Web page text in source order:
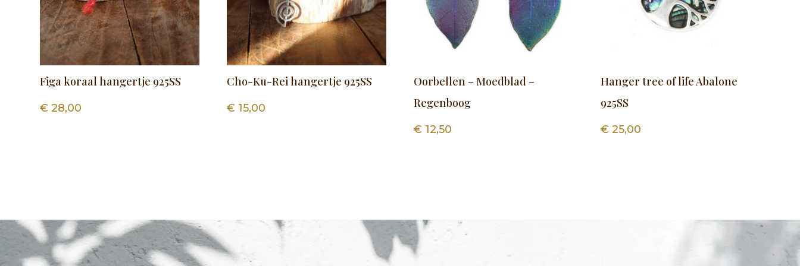
Figa koraal hangertje 925SS
€ 28,00
Cho-Ku-Rei hangertje 925SS
€ 15,00
Oorbellen – Moedblad –
Regenboog
€ 12,50
Hanger tree of life Abalone
925SS
€ 25,00